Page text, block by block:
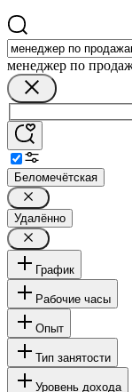
менеджер по
Беломечётская
Удалённо
График
Рабочие часы
Опыт
Тип занятости
Уровень дохода